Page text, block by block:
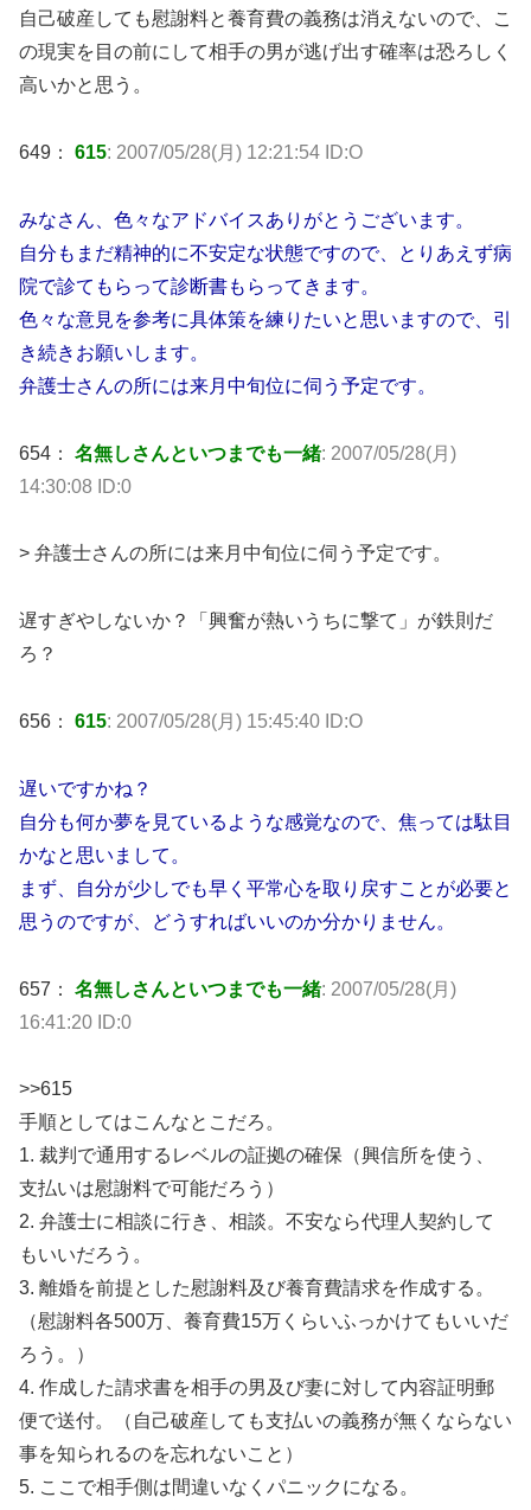
自己破産しても慰謝料と養育費の義務は消えないので、こ
の現実を目の前にして相手の男が逃げ出す確率は恐ろしく
高いかと思う。
649： 615: 2007/05/28(月) 12:21:54 ID:O
みなさん、色々なアドバイスありがとうございます。
自分もまだ精神的に不安定な状態ですので、とりあえず病
院で診てもらって診断書もらってきます。
色々な意見を参考に具体策を練りたいと思いますので、引
き続きお願いします。
弁護士さんの所には来月中旬位に伺う予定です。
654： 名無しさんといつまでも一緒: 2007/05/28(月)
14:30:08 ID:0
> 弁護士さんの所には来月中旬位に伺う予定です。
遅すぎやしないか？「興奮が熱いうちに撃て」が鉄則だ
ろ？
656： 615: 2007/05/28(月) 15:45:40 ID:O
遅いですかね？
自分も何か夢を見ているような感覚なので、焦っては駄目
かなと思いまして。
まず、自分が少しでも早く平常心を取り戻すことが必要と
思うのですが、どうすればいいのか分かりません。
657： 名無しさんといつまでも一緒: 2007/05/28(月)
16:41:20 ID:0
>>615
手順としてはこんなとこだろ。
1. 裁判で通用するレベルの証拠の確保（興信所を使う、
支払いは慰謝料で可能だろう）
2. 弁護士に相談に行き、相談。不安なら代理人契約して
もいいだろう。
3. 離婚を前提とした慰謝料及び養育費請求を作成する。
（慰謝料各500万、養育費15万くらいふっかけてもいいだ
ろう。）
4. 作成した請求書を相手の男及び妻に対して内容証明郵
便で送付。（自己破産しても支払いの義務が無くならない
事を知られるのを忘れないこと）
5. ここで相手側は間違いなくパニックになる。